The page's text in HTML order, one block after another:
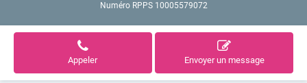
Numéro RPPS 10005579072
Appeler Envoyer un message